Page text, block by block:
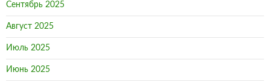
Сентябрь 2025
Август 2025
Июль 2025
Июнь 2025